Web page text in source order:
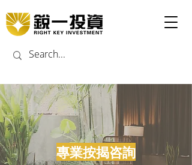
​專業按揭咨詢